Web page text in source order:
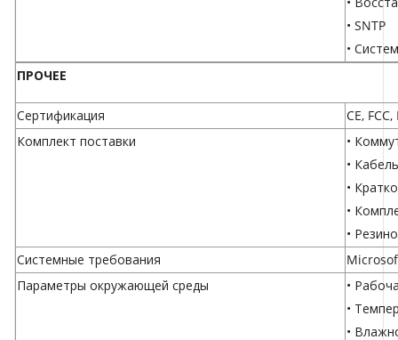
• SNTP
•
ПРОЧЕЕ
Сертификация
CE, FCC,
Комплект поставки
•
•
•
•
•
Системные требования
Параметры окружающей среды
•
•
•